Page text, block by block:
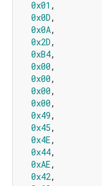
0x01 ,
0x0D,
0x0A,
0x2D,
0xB4,
0x00,
0x00,
0x00,
0x00,
0x49,
0x45,
0x4E,
0x44,
0xAE,
0x42,